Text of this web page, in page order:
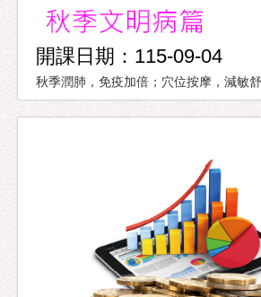
開課日期：115-09-04
秋季潤肺，免疫加倍；穴位按摩，減敏